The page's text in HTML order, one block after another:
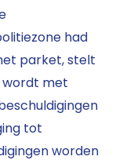
had
parket, stelt
wordt met
tot
worden